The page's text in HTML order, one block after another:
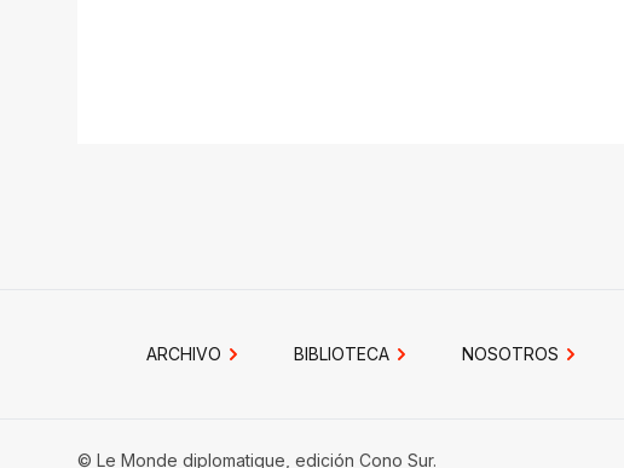
ARCHIVO BIBLIOTECA NOSOTROS
© Le Monde diplomatique, edición Cono Sur.